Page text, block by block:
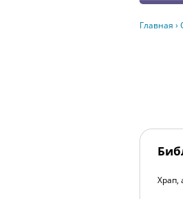
Главная ›
Храп,